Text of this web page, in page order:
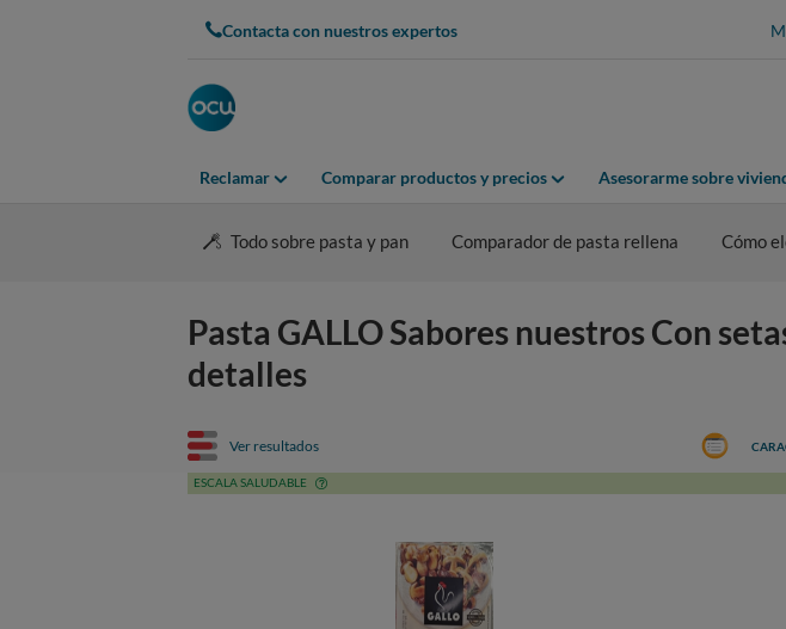
Contacta con nuestros expertos
Reclamar Comparar productos y precios Asesorarme sobre
Todo sobre pasta y pan Comparador de pasta rellena Cómo
Pasta GALLO Sabores nuestros Con
detalles
Ver resultados
ESCALA SALUDABLE